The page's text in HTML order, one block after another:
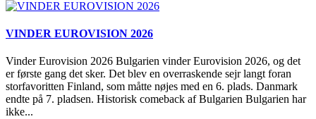
VINDER EUROVISION 2026
Vinder Eurovision 2026 Bulgarien vinder Eurovision 2026, og det
er første gang det sker. Det blev en overraskende sejr langt foran
storfavoritten Finland, som måtte nøjes med en 6. plads. Danmark
endte på 7. pladsen. Historisk comeback af Bulgarien Bulgarien har
ikke...